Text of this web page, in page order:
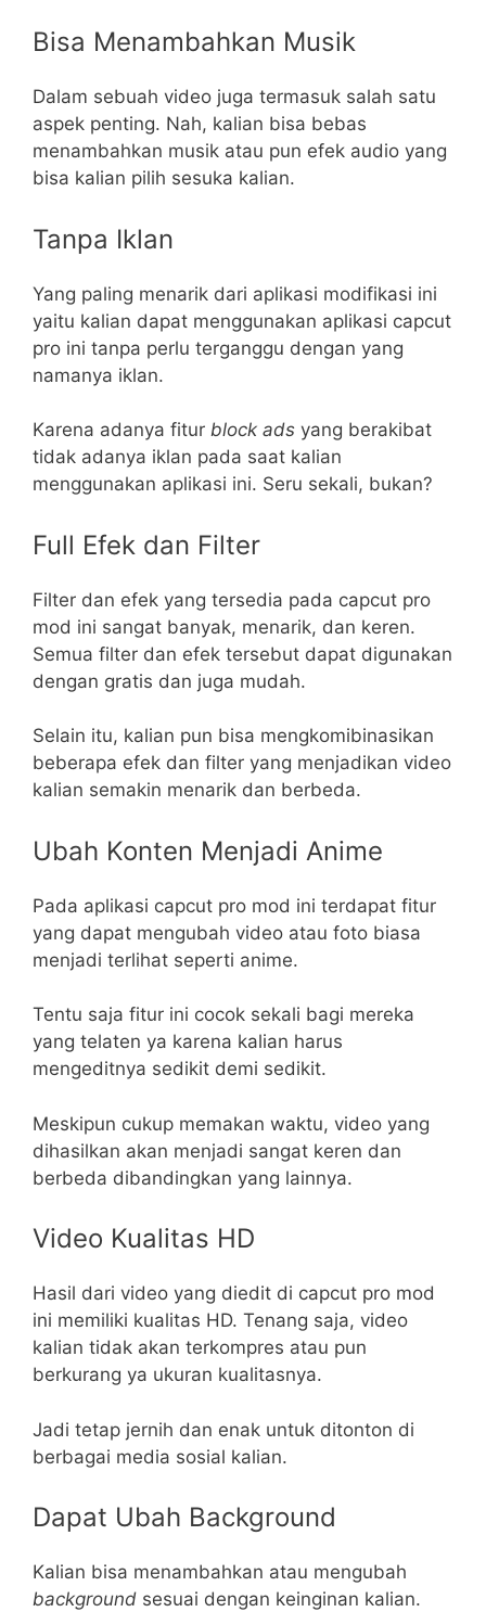
Bisa Menambahkan Musik
Dalam sebuah video juga termasuk salah satu
aspek penting. Nah, kalian bisa bebas
menambahkan musik atau pun efek audio yang
bisa kalian pilih sesuka kalian.
Tanpa Iklan
Yang paling menarik dari aplikasi modifikasi ini
yaitu kalian dapat menggunakan aplikasi capcut
pro ini tanpa perlu terganggu dengan yang
namanya iklan.
Karena adanya fitur block ads yang berakibat
tidak adanya iklan pada saat kalian
menggunakan aplikasi ini. Seru sekali, bukan?
Full Efek dan Filter
Filter dan efek yang tersedia pada capcut pro
mod ini sangat banyak, menarik, dan keren.
Semua filter dan efek tersebut dapat digunakan
dengan gratis dan juga mudah.
Selain itu, kalian pun bisa mengkomibinasikan
beberapa efek dan filter yang menjadikan video
kalian semakin menarik dan berbeda.
Ubah Konten Menjadi Anime
Pada aplikasi capcut pro mod ini terdapat fitur
yang dapat mengubah video atau foto biasa
menjadi terlihat seperti anime.
Tentu saja fitur ini cocok sekali bagi mereka
yang telaten ya karena kalian harus
mengeditnya sedikit demi sedikit.
Meskipun cukup memakan waktu, video yang
dihasilkan akan menjadi sangat keren dan
berbeda dibandingkan yang lainnya.
Video Kualitas HD
Hasil dari video yang diedit di capcut pro mod
ini memiliki kualitas HD. Tenang saja, video
kalian tidak akan terkompres atau pun
berkurang ya ukuran kualitasnya.
Jadi tetap jernih dan enak untuk ditonton di
berbagai media sosial kalian.
Dapat Ubah Background
Kalian bisa menambahkan atau mengubah
background sesuai dengan keinginan kalian.